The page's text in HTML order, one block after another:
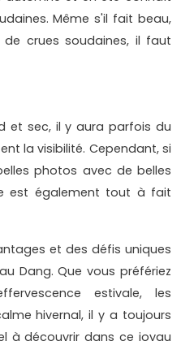
Même s'il fait beau,
crues soudaines, il faut
et sec, il y aura parfois du
la visibilité. Cependant, si
photos avec de belles
est également tout à fait
et des défis uniques
Dang. Que vous préfériez
estivale, les
hivernal, il y a toujours
à découvrir dans ce joyau